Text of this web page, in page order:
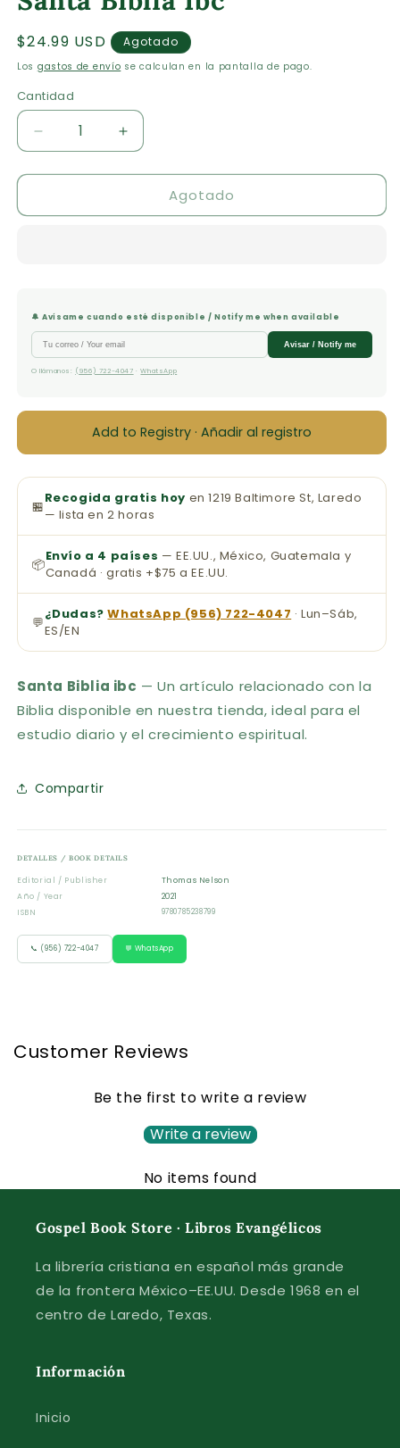
modal
Precio
habitual
$24.99 USD Agotado
Los gastos de envío se calculan en la pantalla de pago.
Cantidad
Cantidad
Reducir
cantidad
para
Biblia
Aumentar
cantidad
para
Biblia
Agotado
🔔 Avísame cuando esté disponible / Notify me when available
Avisar / Notify me
O llámanos: (956) 722-4047 ·WhatsApp
Add to Registry · Añadir al registro
🏪Recogida gratis hoy en 1219 Baltimore St, Laredo
— lista en 2 horas
📦Envío a 4 países — EE.UU., México, Guatemala y
Canadá · gratis +$75 a EE.UU.
💬¿Dudas? WhatsApp (956) 722-4047 · Lun–Sáb,
ES/EN
Santa Biblia ibc — Un artículo relacionado con la
Biblia disponible en nuestra tienda, ideal para el
estudio diario y el crecimiento espiritual.
Compartir
DETALLES / BOOK DETAILS
Editorial / Publisher
Thomas Nelson
Año / Year
2021
ISBN
9780785238799
📞 (956) 722-4047 💬 WhatsApp
Customer Reviews
Be the first to write a review
Write a review
No items found
Gospel Book Store · Libros Evangélicos
La librería cristiana en español más grande
de la frontera México–EE.UU. Desde 1968 en el
centro de Laredo, Texas.
Información
Inicio